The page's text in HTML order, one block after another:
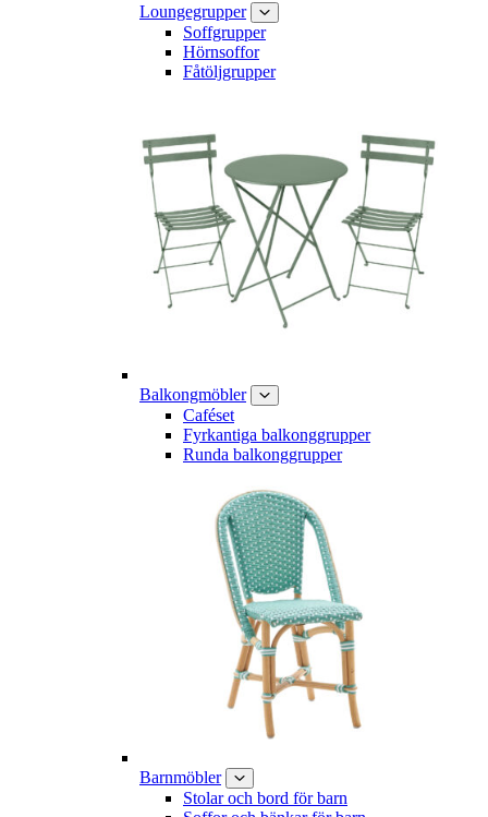
Loungegrupper
Soffgrupper
Hörnsoffor
Fåtöljgrupper
Balkongmöbler
Caféset
Fyrkantiga balkonggrupper
Runda balkonggrupper
Barnmöbler
Stolar och bord för barn